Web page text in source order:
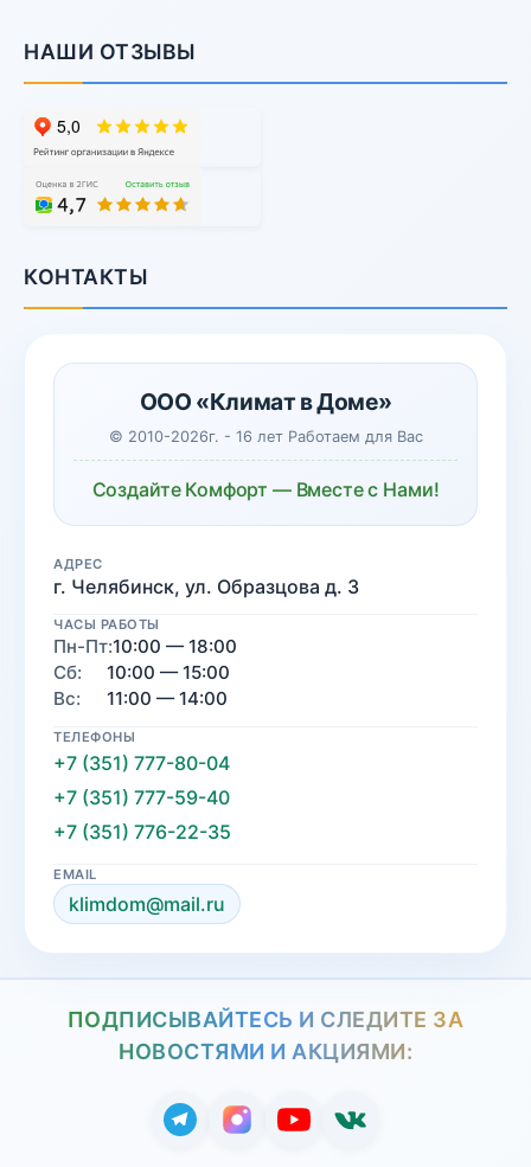
НАШИ ОТЗЫВЫ
КОНТАКТЫ
ООО «Климат в Доме»
© 2010-2026г. - 16 лет Работаем для Вас
Создайте Комфорт — Вместе с Нами!
АДРЕС
г. Челябинск, ул. Образцова д. 3
ЧАСЫ РАБОТЫ
Пн-Пт:10:00 — 18:00
Сб:
10:00 — 15:00
Вс:
11:00 — 14:00
ТЕЛЕФОНЫ
+7 (351) 777-80-04
+7 (351) 777-59-40
+7 (351) 776-22-35
EMAIL
klimdom@mail.ru
ПОДПИСЫВАЙТЕСЬ И СЛЕДИТЕ ЗА
НОВОСТЯМИ И АКЦИЯМИ: